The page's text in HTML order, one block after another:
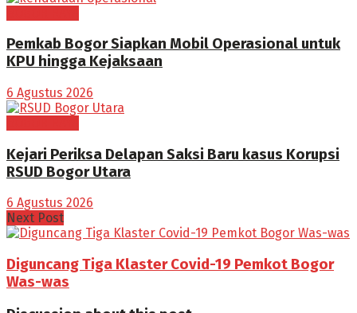
Pemkab Bogor Siapkan Mobil Operasional untuk
KPU hingga Kejaksaan
6 Agustus 2026
Kejari Periksa Delapan Saksi Baru kasus Korupsi
RSUD Bogor Utara
6 Agustus 2026
Next Post
Diguncang Tiga Klaster Covid-19 Pemkot Bogor
Was-was